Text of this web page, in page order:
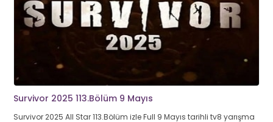
Survivor 2025 113.Bölüm 9 Mayıs
Survivor 2025 All Star 113.Bölüm izle Full 9 Mayıs tarihli tv8 yarışma